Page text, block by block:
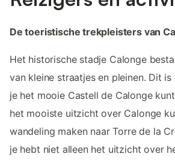
De toeristische trekpleisters van
Het historische stadje Calonge
van kleine straatjes en pleinen. Dit
je het mooie Castell de Calonge
het mooiste uitzicht over Calonge
wandeling maken naar Torre de la
je hebt niet alleen het uitzicht over